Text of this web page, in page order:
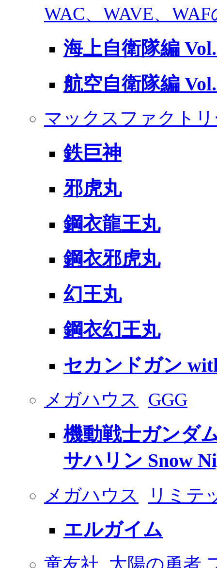
WAC、WAVE、
海上自衛隊編
航空自衛隊編
マックスファクト
鉄巨神
邪虎丸
鋼衣龍王丸
鋼衣邪虎丸
幻王丸
鋼衣幻王丸
セカンドガン
メガハウス GGG
機動戦士ガンダ
サハリン Snow
メガハウス リミテ
エルガイム